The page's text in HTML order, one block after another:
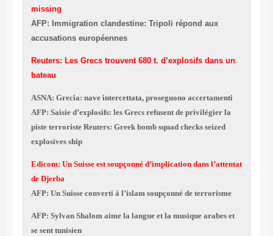
missing
AFP: Immigration clandestine: Tripoli répond aux
accusations européennes
Reuters: Les Grecs trouvent 680 t. d’explosifs dans un
bateau
ASNA: Grecia: nave intercettata, proseguono accertamenti
AFP: Saisie d’explosifs: les Grecs refusent de privilégier la
piste terroriste Reuters: Greek bomb squad checks seized
explosives ship
Edicom: Un Suisse est soupçonné d’implication dans l’attentat
de Djerba
AFP: Un Suisse converti à l’islam soupçonné de terrorisme
AFP: Sylvan Shalom aime la langue et la musique arabes et
se sent tunisien